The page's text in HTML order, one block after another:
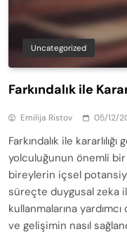
Uncategorized
Farkındalık ile
Emilija Ristov 05/12/
Farkındalık ile
yolculuğunun önemli bir
bireylerin içsel
süreçte duygusal zeka
kullanmalarına
ve gelişimin nasıl